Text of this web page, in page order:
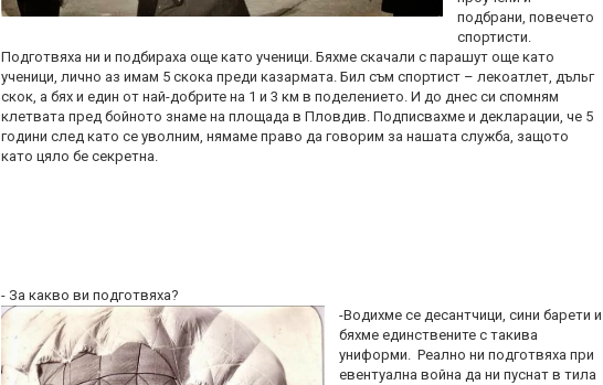
подбрани, повечето
спортисти.
Подготвяха ни и подбираха още като ученици. Бяхме скачали с парашут още като
ученици, лично аз имам 5 скока преди казармата. Бил съм спортист – лекоатлет, дъльг
скок, а бях и един от най-добрите на 1 и 3 км в поделението. И до днес си спомням
клетвата пред бойното знаме на площада в Пловдив. Подписвахме и декларации, че 5
години след като се уволним, нямаме право да говорим за нашата служба, защото
като цяло бе секретна.
- За какво ви подготвяха?
-Водихме се десантчици, сини барети и
бяхме единствените с такива
униформи. Реално ни подготвяха при
евентуална война да ни пуснат в тила